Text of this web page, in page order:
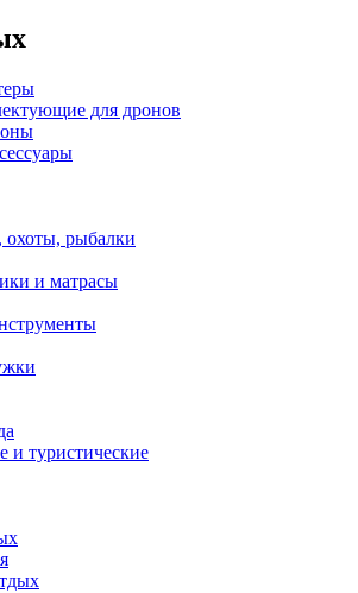
для дронов
охоты, рыбалки
и матрасы
и туристические